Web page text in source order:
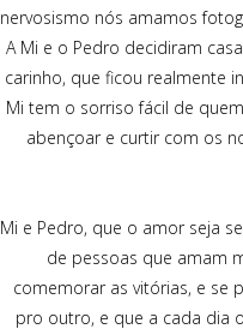
nervosismo nós amamos
A Mi e o Pedro decidiram
carinho, que ficou realmente
Mi tem o sorriso fácil de
abençoar e curtir com os
Mi e Pedro, que o amor seja
de pessoas que amam
comemorar as vitórias, e se
pro outro, e que a cada dia